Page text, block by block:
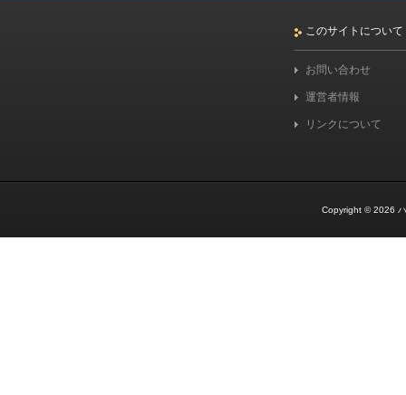
このサイトについて
お問い合わせ
運営者情報
リンクについて
Copyright © 2026